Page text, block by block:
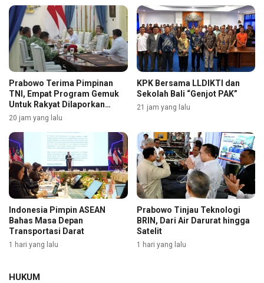
Prabowo Terima Pimpinan
TNI, Empat Program Gemuk
Untuk Rakyat Dilaporkan
Selengkapnya
20 jam yang lalu
KPK Bersama LLDIKTI dan
Sekolah Bali “Genjot PAK”
21 jam yang lalu
Indonesia Pimpin ASEAN
Bahas Masa Depan
Transportasi Darat
1 hari yang lalu
Prabowo Tinjau Teknologi
BRIN, Dari Air Darurat hingga
Satelit
1 hari yang lalu
HUKUM